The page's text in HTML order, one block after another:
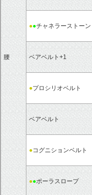
腰
●●チャネラーストーン
ベアベルト+1
●プロシリオベルト
ベアベルト
●コグニションベルト
●●ポーラスロープ